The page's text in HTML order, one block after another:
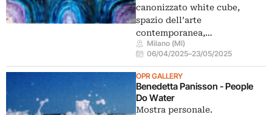
canonizzato white cube,
spazio dell’arte
contemporanea,…
Milano (MI)
06/04/2025–23/05/2025
OPR GALLERY
Benedetta Panisson - People
Do Water
Mostra personale.